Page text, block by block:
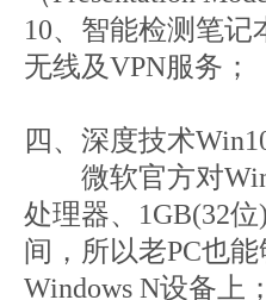
10、智能检测笔
无线及VPN服务；
四、深度技术
微软官方对
处理器、1GB(32
间，所以老PC也
Windows N设备上；